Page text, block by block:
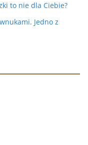
to nie dla Ciebie?
Jedno z